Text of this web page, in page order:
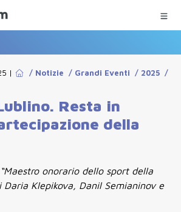
| / Notizie / Grandi Eventi / 2025 /
Resta in
della
onorario dello sport della
Daria Klepikova, Danil Semianinov e